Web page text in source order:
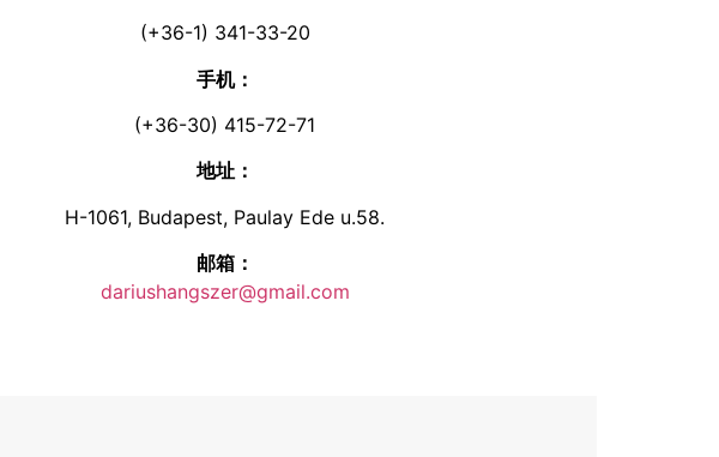
(+36-1) 341-33-20
手机：
(+36-30) 415-72-71
地址：
H-1061, Budapest, Paulay Ede u.58.
邮箱：
dariushangszer@gmail.com